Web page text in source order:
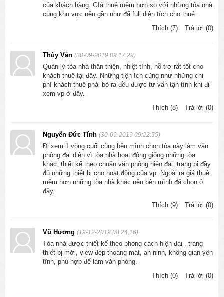
của khách hàng. GIá thuê mềm hơn so với những tòa nhà
cùng khu vực nên gần như đã full diện tích cho thuê.
Thích (7)
Trả lời (0)
Thùy Vân(30-09-2019 09:17:29)
Quản lý tòa nhà thân thiện, nhiệt tình, hỗ trợ rất tốt cho
khách thuê tại đây. Những tiện ích cũng như những chi
phí khách thuê phải bỏ ra đều được tư vấn tận tình khi đi
xem vp ở đây.
Thích (8)
Trả lời (0)
Nguyễn Đức Tính(30-09-2019 09:22:55)
Đi xem 1 vòng cuối cùng bên mình chọn tòa này làm văn
phòng đại diện vì tòa nhà hoạt động giống những tòa
khác, thiết kế theo chuẩn văn phòng hiện đại. trang bị đầy
đủ những thiết bị cho hoạt động của vp. Ngoài ra giá thuê
mềm hơn những tòa nhà khác nên bên mình đã chọn ở
đây.
Thích (9)
Trả lời (0)
Vũ Hương(19-12-2019 08:24:16)
Tòa nhà được thiết kế theo phong cách hiện đại , trang
thiết bị mới, view đẹp thoáng mát, an ninh, không gian yên
tĩnh, phù hợp để làm văn phòng.
Thích (0)
Trả lời (0)